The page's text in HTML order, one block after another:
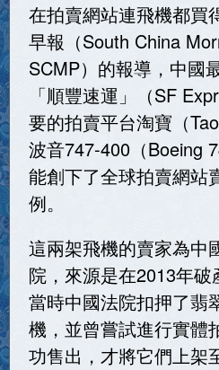
在拍賣網站連飛機都買
早報（South China
SCMP）的報導，中國
「順豐速運」（SF
要的拍賣平台淘寶（
波音747-400（Boeing
能創下了全球拍賣網站
例。
這兩架飛機的賣家為中
院，來源是在2013年破
當時中國法院扣押了翡
機，並曾嘗試進行實體
功售出，才將它們上架